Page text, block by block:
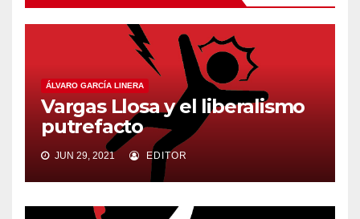
ÁLVARO GARCÍA LINERA
Vargas Llosa y el liberalismo
putrefacto
JUN 29, 2021 EDITOR